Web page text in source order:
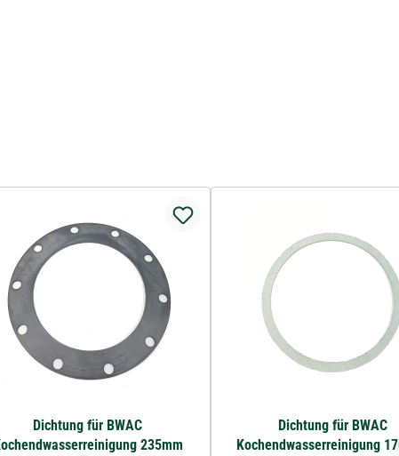
Dichtung für BWAC
235mm
Dichtung für BWAC
Kochendwasserreinigung